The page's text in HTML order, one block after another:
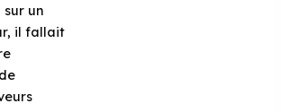
un
il fallait